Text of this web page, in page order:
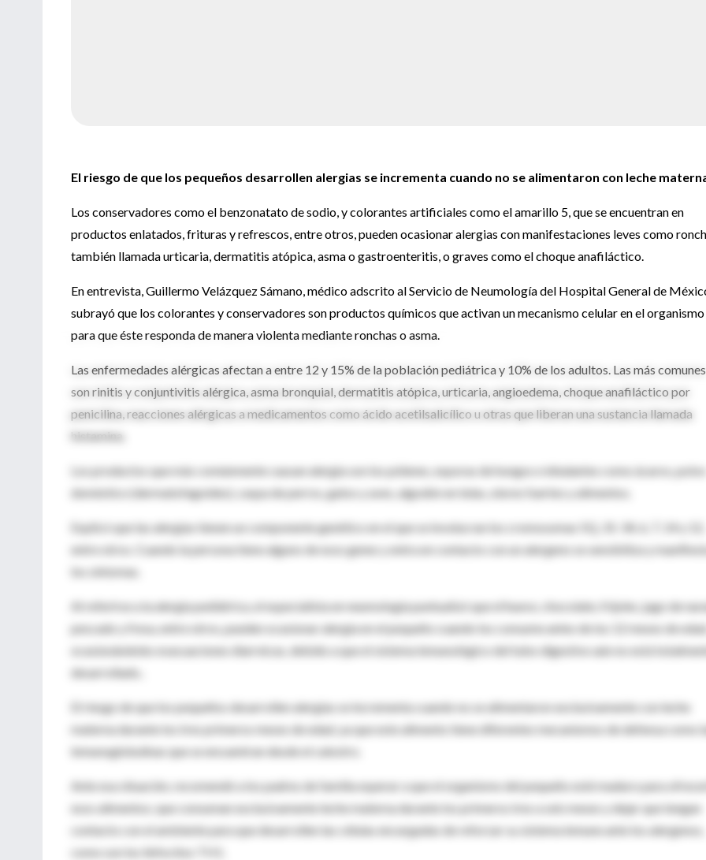
El riesgo de que los pequeños desarrollen alergias se incrementa cuando no se alimentaron con leche
Los conservadores como el benzonatato de sodio, y colorantes artificiales como el amarillo 5, que se encuentran en
productos enlatados, frituras y refrescos, entre otros, pueden ocasionar alergias con manifestaciones leves como
también llamada urticaria, dermatitis atópica, asma o gastroenteritis, o graves como el choque anafiláctico.
En entrevista, Guillermo Velázquez Sámano, médico adscrito al Servicio de Neumología del Hospital General de
subrayó que los colorantes y conservadores son productos químicos que activan un mecanismo celular en el organismo
para que éste responda de manera violenta mediante ronchas o asma.
Las enfermedades alérgicas afectan a entre 12 y 15% de la población pediátrica y 10% de los adultos. Las más comunes
son rinitis y conjuntivitis alérgica, asma bronquial, dermatitis atópica, urticaria, angioedema, choque anafiláctico por
penicilina, reacciones alérgicas a medicamentos como ácido acetilsalicílico u otras que liberan una sustancia llamada
histamina.
Los productos que más comúnmente causan alergia son los pólenes, esporas de hongos e inhalantes como ácaros, polvo
doméstico (dermatofagoides), caspa de perros, gatos y aves, algodón en telas, olores fuertes y alimentos.
Explicó que las alergias tienen un componente genético en el que se involucran los cromosomas 5Q, 31-34, 6, 7, 14 y 12,
entre otros. Cuando la persona tiene alguno de esos genes y entra en contacto con un alergeno se sensibiliza y
los síntomas.
Al referirse a la alergia pediátrica, el especialista en neumología puntualizó que el huevo, chocolate, frijoles, jugo de
pescado y fresa, entre otros, pueden ocasionar alergia en el pequeño cuando los consume antes de los 12 meses de
ocasionándoles evacuaciones diarreicas, debido a que el sistema inmunológico del tubo digestivo aún no está
desarrollado..
El riesgo de que los pequeños desarrollen alergias se incrementa cuando no se alimentaron exclusivamente con leche
materna durante los tres primeros meses de edad, ya que este alimento tiene diferentes mecanismos de defensa como
inmunoglobulinas que se encuentran desde el calostro.
Ante esa situación, recomendó a los padres de familia esperar a que el organismo del pequeño esté maduro para
esos alimentos; que consuman exclusivamente leche materna durante los primeros tres a seis meses y dejar que tengan
contacto con el ambiente para que desarrollen las células encargadas de reforzar su sistema inmune ante los alergenos,
como son los linfocitos TH1.